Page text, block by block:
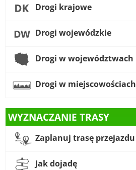
Drogi krajowe
Drogi wojewódzkie
Drogi w województwach
Drogi w miejscowościach
WYZNACZANIE TRASY
Zaplanuj trasę przejazdu
Jak dojadę